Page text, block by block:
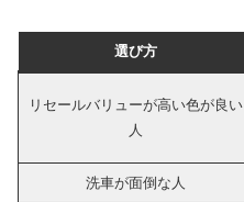
選び方
リセールバリューが高い色が良い
人
洗車が面倒な人